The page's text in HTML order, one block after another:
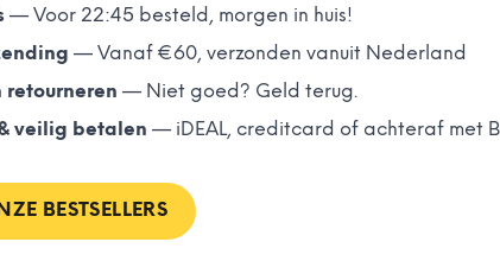
— Voor 22:45 besteld, morgen in huis!
— Vanaf €60, verzonden vanuit Nederland
retourneren — Niet goed? Geld terug.
veilig betalen — iDEAL, creditcard of achteraf met
BESTSELLERS